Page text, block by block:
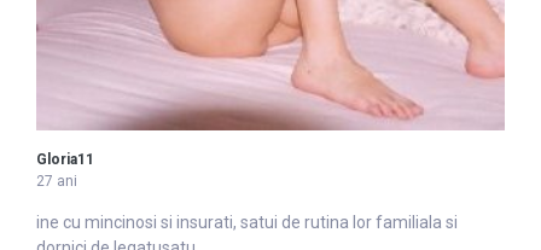
Gloria11
27 ani
ine cu mincinosi si insurati, satui de rutina lor familiala si